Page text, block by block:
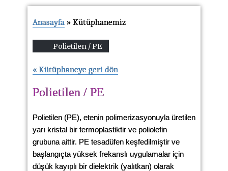
Anasayfa » Kütüphanemiz
Polietilen / PE
« Kütüphaneye geri dön
Polietilen / PE
Polietilen (PE), etenin polimerizasyonuyla üretilen
yarı kristal bir termoplastiktir ve poliolefin
grubuna aittir. PE tesadüfen keşfedilmiştir ve
başlangıçta yüksek frekanslı uygulamalar için
düşük kayıplı bir dielektrik (yalıtkan) olarak